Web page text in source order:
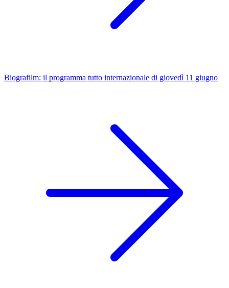
Biografilm: il programma tutto internazionale di giovedì 11 giugno